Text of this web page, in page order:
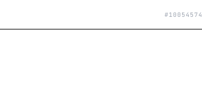
# 10054574